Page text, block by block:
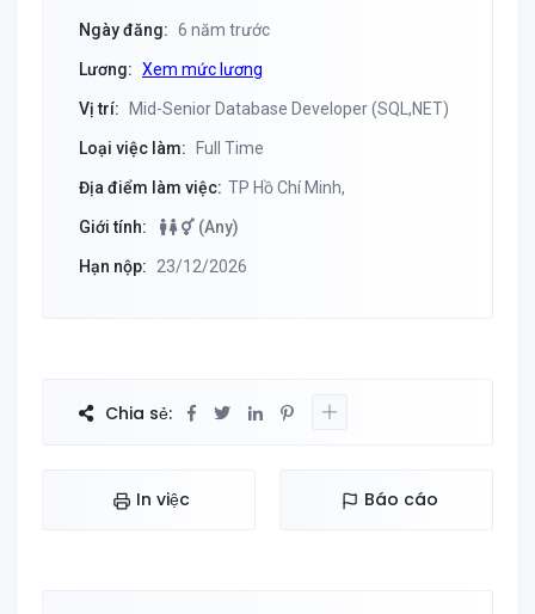
Ngày đăng: 6 năm trước
Lương: Xem mức lương
Vị trí: Mid-Senior Database Developer (SQL,NET)
Loại việc làm: Full Time
Địa điểm làm việc: TP Hồ Chí Minh,
Giới tính: (Any)
Hạn nộp: 23/12/2026
Chia sẻ:
In việc Báo cáo